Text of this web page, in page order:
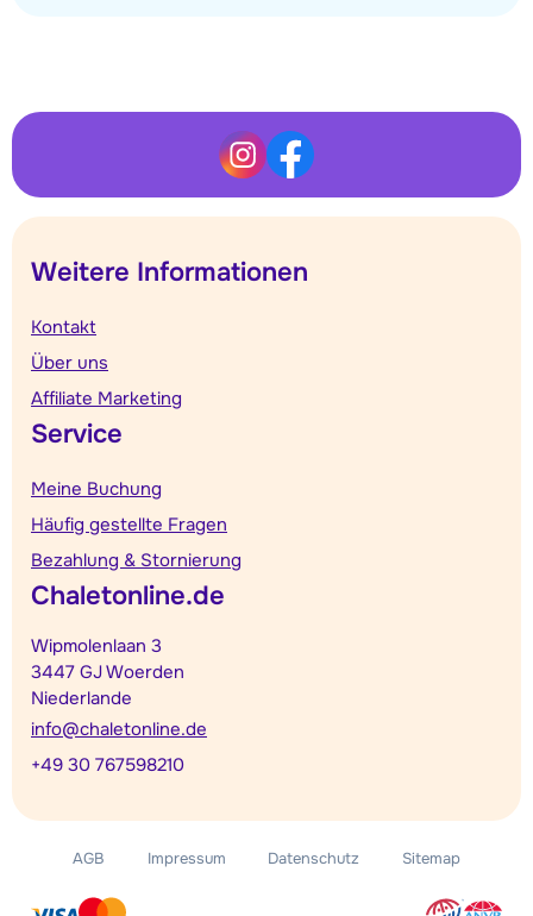
Weitere Informationen
Kontakt
Über uns
Affiliate Marketing
Service
Meine Buchung
Häufig gestellte Fragen
Bezahlung & Stornierung
Chaletonline.de
Wipmolenlaan 3
3447 GJ Woerden
Niederlande
info@chaletonline.de
+49 30 767598210
AGB Impressum Datenschutz Sitemap